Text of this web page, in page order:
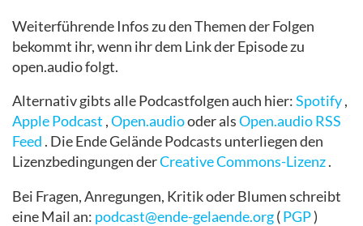
Weiterführende Infos zu den Themen der Folgen
bekommt ihr, wenn ihr dem Link der Episode zu
open.audio folgt.
Alternativ gibts alle Podcastfolgen auch hier:Spotify,
Apple Podcast ,Open.audiooder alsOpen.audio RSS
Feed . Die Ende Gelände Podcasts unterliegen den
Lizenzbedingungen derCreative Commons-Lizenz.
Bei Fragen, Anregungen, Kritik oder Blumen schreibt
eine Mail an: podcast@ende-gelaende.org(PGP)